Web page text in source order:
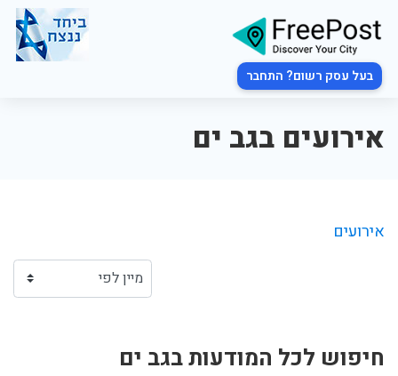
בעל עסק רשום? התחבר
אירועים בגב ים
אירועים
חיפוש לכל המודעות בגב ים